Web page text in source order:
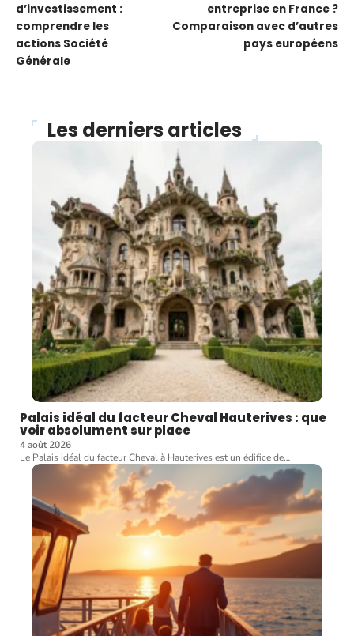
d’investissement :
comprendre les
actions Société
Générale
entreprise en France ?
Comparaison avec d’autres
pays européens
Les derniers articles
Palais idéal du facteur Cheval Hauterives : que
voir absolument sur place
4 août 2026
Le Palais idéal du facteur Cheval à Hauterives est un édifice de…